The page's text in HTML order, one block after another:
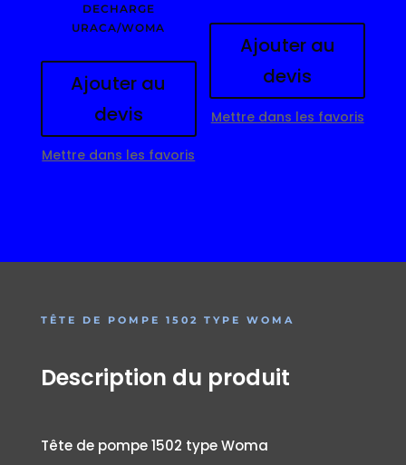
DECHARGE
URACA/WOMA
Ajouter au
devis
Mettre dans les favoris
Ajouter au
devis
Mettre dans les favoris
TÊTE DE POMPE 1502 TYPE WOMA
Description du produit
Tête de pompe 1502 type Woma